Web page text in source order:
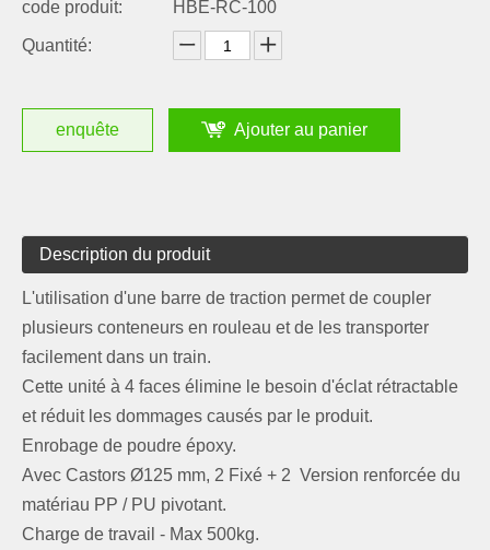
code produit:
HBE-RC-100
Quantité:
enquête Ajouter au panier
Description du produit
L'utilisation d'une barre de traction permet de coupler
plusieurs conteneurs en rouleau et de les transporter
facilement dans un train.
Cette unité à 4 faces élimine le besoin d'éclat rétractable
et réduit les dommages causés par le produit.
Enrobage de poudre époxy.
Avec Castors Ø125 mm, 2 Fixé + 2 Version renforcée du
matériau PP / PU pivotant.
Charge de travail - Max 500kg.